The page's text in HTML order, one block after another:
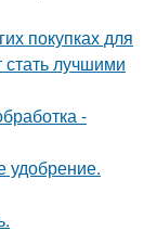
покупках для
лучшими
-
удобрение.